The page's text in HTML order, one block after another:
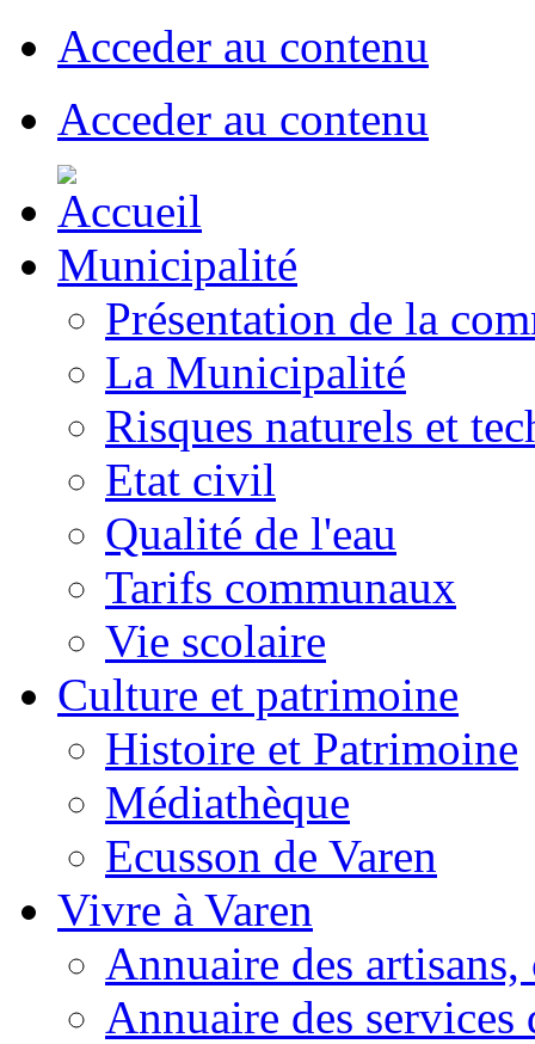
Acceder au contenu
Acceder au contenu
Municipalité
Présentation de la
La Municipalité
Risques naturels et
Etat civil
Qualité de l'eau
Tarifs communaux
Vie scolaire
Culture et patrimoine
Histoire et Patrimoine
Médiathèque
Ecusson de Varen
Vivre à Varen
Annuaire des
Annuaire des services